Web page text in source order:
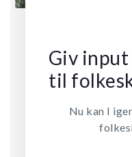
Giv
til
Nu kan I